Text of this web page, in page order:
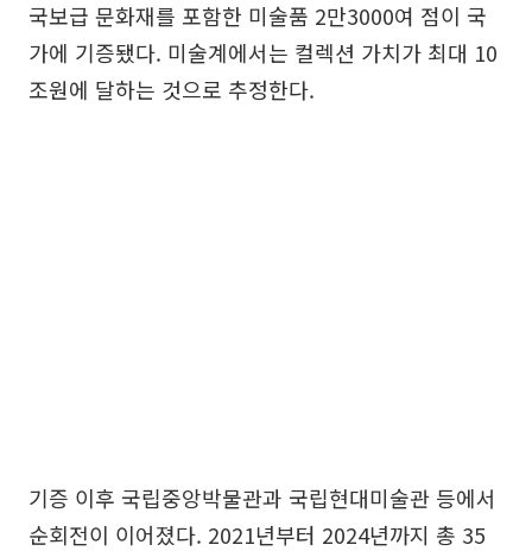
국보급 문화재를 포함한 미술품 2만3000여 점이 국
가에 기증됐다. 미술계에서는 컬렉션 가치가 최대 10
조원에 달하는 것으로 추정한다.
기증 이후 국립중앙박물관과 국립현대미술관 등에서
순회전이 이어졌다. 2021년부터 2024년까지 총 35